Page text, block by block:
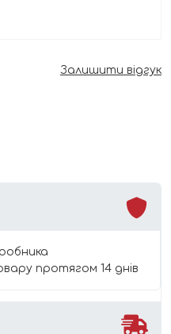
Залишити відгук
протягом 14 днів